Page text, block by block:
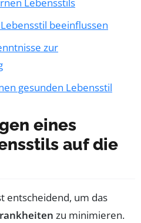
Lebensstils
beeinflussen
zur
gesunden Lebensstil
eines
auf die
entscheidend, um das
zu minimieren.